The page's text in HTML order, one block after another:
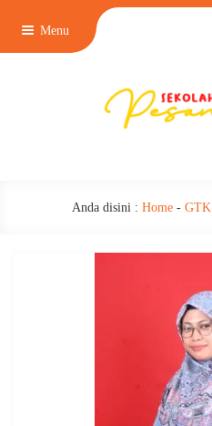
Menu
Anda disini : Home - GTK